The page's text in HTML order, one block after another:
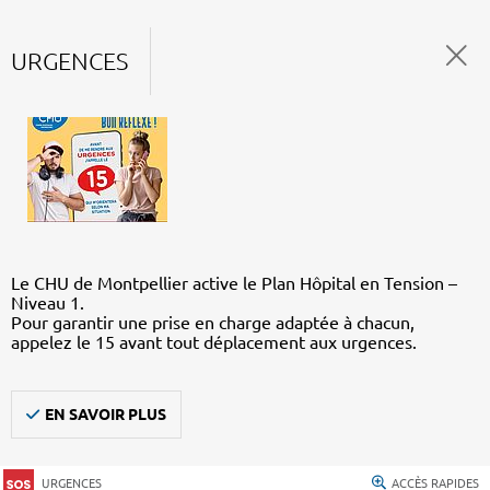
URGENCES
Le CHU de Montpellier active le Plan Hôpital en Tension –
Niveau 1.
Pour garantir une prise en charge adaptée à chacun,
appelez le 15 avant tout déplacement aux urgences.
EN SAVOIR PLUS
URGENCES ACCÈS RAPIDES